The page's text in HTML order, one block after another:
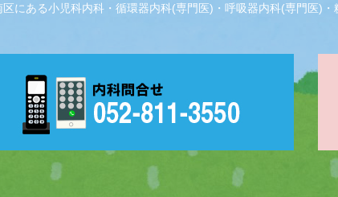
区にある小児科内科・循環器内科(専門医)・呼吸器内科(専門医)